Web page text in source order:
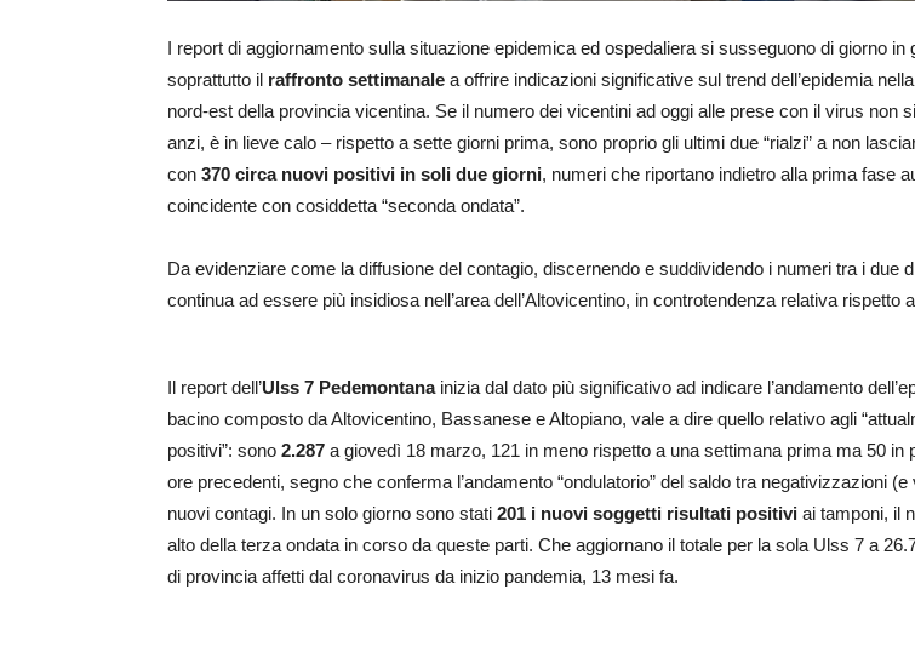
I report di aggiornamento sulla situazione epidemica ed ospedaliera si susseguono di giorno in
soprattutto il raffronto settimanale a offrire indicazioni significative sul trend dell’epidemia
nord-est della provincia vicentina. Se il numero dei vicentini ad oggi alle prese con il virus non
anzi, è in lieve calo – rispetto a sette giorni prima, sono proprio gli ultimi due “rialzi” a non
con 370 circa nuovi positivi in soli due giorni, numeri che riportano indietro alla prima fase
coincidente con cosiddetta “seconda ondata”.
Da evidenziare come la diffusione del contagio, discernendo e suddividendo i numeri tra i due
continua ad essere più insidiosa nell’area dell’Altovicentino, in controtendenza relativa rispetto
Il report dell’Ulss 7 Pedemontanainizia dal dato più significativo ad indicare l’andamento
bacino composto da Altovicentino, Bassanese e Altopiano, vale a dire quello relativo agli
positivi”: sono 2.287 a giovedì 18 marzo, 121 in meno rispetto a una settimana prima ma 50 in
ore precedenti, segno che conferma l’andamento “ondulatorio” del saldo tra negativizzazioni (e
nuovi contagi. In un solo giorno sono stati 201 i nuovi soggetti risultati positivi ai tamponi, il
alto della terza ondata in corso da queste parti. Che aggiornano il totale per la sola Ulss 7 a
di provincia affetti dal coronavirus da inizio pandemia, 13 mesi fa.